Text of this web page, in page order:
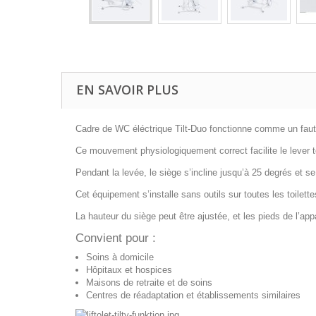
EN SAVOIR PLUS
Cadre de WC éléctrique Tilt-Duo fonctionne comme un
Ce mouvement physiologiquement correct facilite le lever
Pendant la levée, le siège s’incline jusqu’à 25 degrés et
Cet équipement s’installe sans outils sur toutes les
La hauteur du siège peut être ajustée, et les pieds de
Convient pour :
Soins à domicile
Hôpitaux et hospices
Maisons de retraite et de soins
Centres de réadaptation et établissements similaires